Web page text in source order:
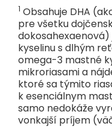
1 Obsahuje DHA
pre všetku
kyselinu s dlhým
omega-3 mastné
mikroriasami a
ktoré sa týmito
k esenciálnym
samo nedokáže
vonkajší príjem